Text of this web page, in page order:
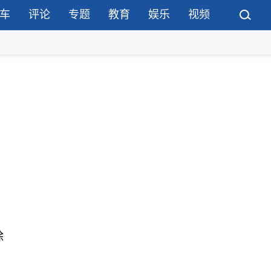
评论 专题 教育 娱乐 视频